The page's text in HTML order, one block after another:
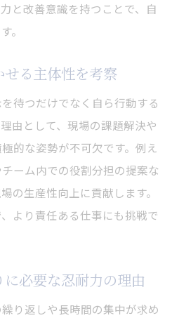
と改善意識を持つことで、自
。
る主体性を考察
待つだけでなく自ら行動する
由として、現場の課題解決や
的な姿勢が不可欠です。例え
ーム内での役割分担の提案な
の生産性向上に貢献します。
より責任ある仕事にも挑戦で
必要な忍耐力の理由
り返しや長時間の集中が求め